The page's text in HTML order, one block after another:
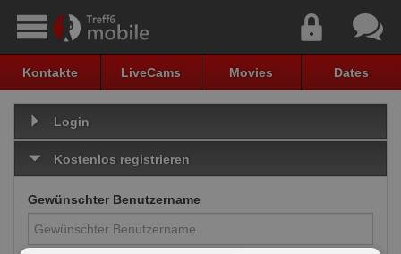
Kontakte LiveCams Movies Dates
Login
Kostenlos registrieren
Gewünschter Benutzername